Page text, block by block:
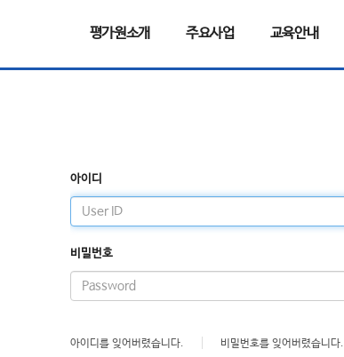
평가원소개 주요사업 교육안내
아이디
비밀번호
아이디를 잊어버렸습니다. 비밀번호를 잊어버렸습니다.